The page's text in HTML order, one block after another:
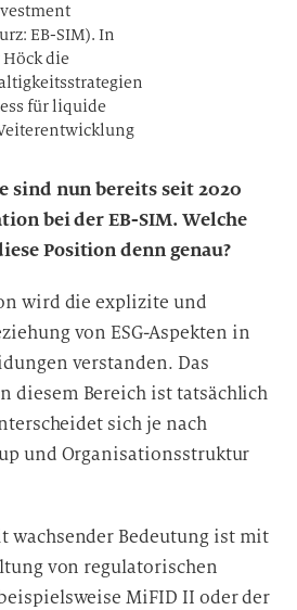
EB-SIM). In
die
für liquide
sind nun bereits seit 2020
bei der EB-SIM. Welche
Position denn genau?
wird die explizite und
von ESG-Aspekten in
verstanden. Das
diesem Bereich ist tatsächlich
sich je nach
und Organisationsstruktur
wachsender Bedeutung ist mit
von regulatorischen
MiFID II oder der